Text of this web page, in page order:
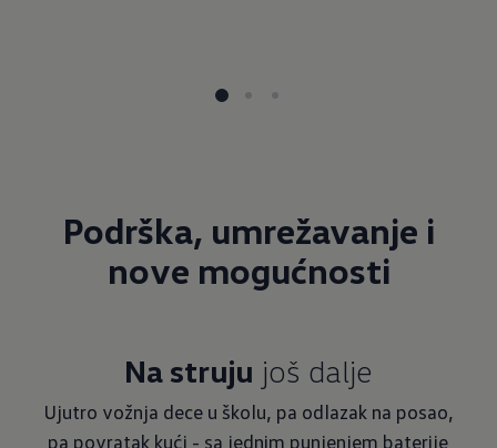
Podrška, umrežavanje i
nove mogućnosti
Na struju još dalje
Ujutro vožnja dece u školu, pa odlazak na posao,
pa povratak kući - sa jednim punjenjem baterije